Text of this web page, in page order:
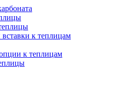
к теплицам
к теплицам